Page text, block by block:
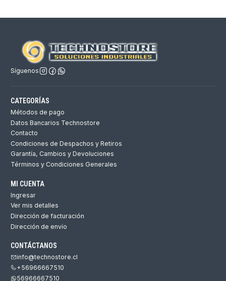
Síguenos
CATEGORÍAS
Métodos de pago
Datos Bancarios Technostore
Contacto
Condiciones de Despachos y Retiros
Garantía, Cambios y Devoluciones
Términos y Condiciones Generales
MI CUENTA
Ingresar
Ver mis detalles
Dirección de facturación
Dirección de envío
CONTÁCTANOS
info@technostore.cl
+56966667510
56966667510